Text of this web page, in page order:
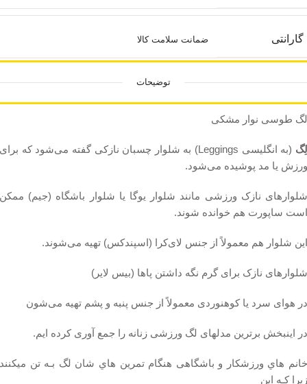
توضیحات
لگ طوسی نوار مشکی
(به انگلیسی Leggings) به شلوار چسبان نازکی گفته می‌شود که برای
ورزش یا مد پوشیده می‌شود.
شلوارهای نازک ورزشی مانند شلوار یوگا یا شلوار باشگاه (جیم) ممکن
است ساپورت هم خوانده شوند.
این شلوار هم معمولاً از جنس لای‌کرا (اسپندکس) تهیه می‌شوند.
شلوارهای نازک برای گرم نگه داشتن پاها (بیس لایر)
در هوای سرد یا کوهنوردی معمولاً از جنس پنبه و پشم تهیه می‌شون
در اینبخش برترین مدلهای لگ ورزشی زنانه را جمع آوری کرده ایم.
خانم هاي ورزشکار و باشگاهی هنگام تمرین هاي شان لگ بـه تن میکنند
زیرا کـه این
گارانتی ضمانت سلامت کالا